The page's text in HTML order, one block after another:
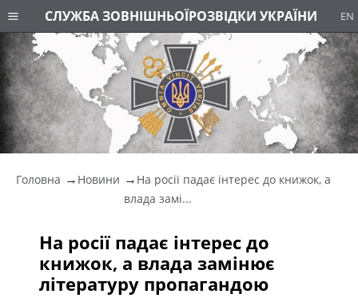
СЛУЖБА ЗОВНІШНЬОЇРОЗВІДКИ УКРАЇНИ EN
Головна Новини
На росії падає інтерес до книжок, а
влада замі...
На росії падає інтерес до
книжок, а влада замінює
літературу пропагандою